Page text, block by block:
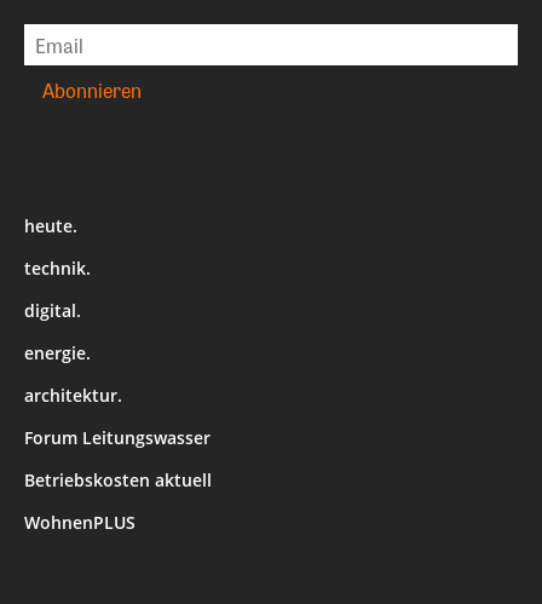
heute.
technik.
digital.
energie.
architektur.
Forum Leitungswasser
Betriebskosten aktuell
WohnenPLUS